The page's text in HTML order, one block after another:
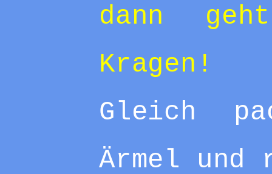
dann
Kragen!
Gleich
Ärmel